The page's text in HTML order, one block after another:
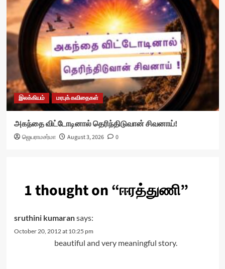
இலக்கியம் மரபுக் கவிதைகள்
அகந்தை விட்டோடினால் தெரிந்திடுவான் சிவனாய்!
ஜெயராமசர்மா August 3, 2026 0
1 thought on “ஈரத்துணி”
sruthini kumaransays:
October 20, 2012 at 10:25 pm
beautiful and very meaningful story.